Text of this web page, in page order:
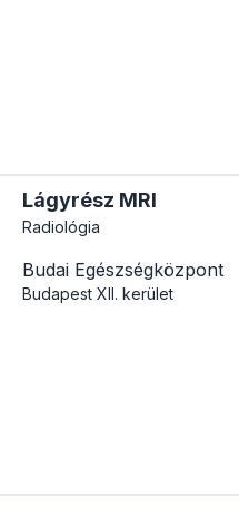
Lágyrész MRI
Radiológia
Budai Egészségközpont
Budapest XII. kerület